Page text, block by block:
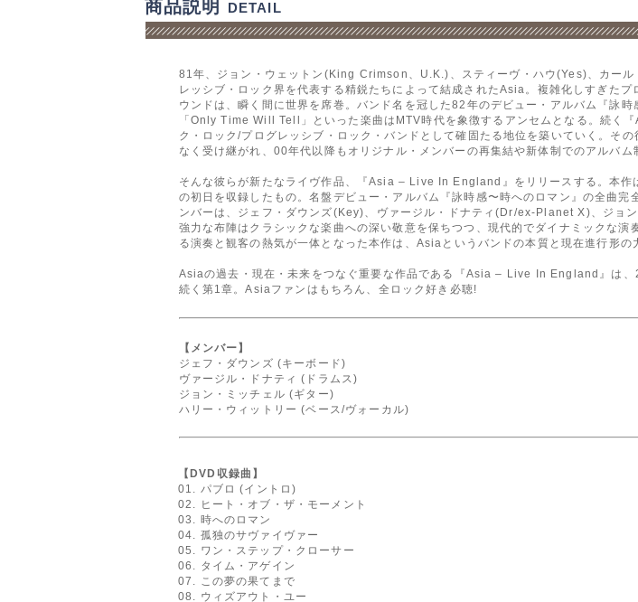
商品説明 DETAIL
81年、ジョン・ウェットン(King Crimson、U.K.)、スティーヴ・ハウ(Yes)、カー
レッシブ・ロック界を代表する精鋭たちによって結成されたAsia。複雑化しすぎた
ウンドは、瞬く間に世界を席巻。バンド名を冠した82年のデビュー・アルバム『詠
「Only Time Will Tell」といった楽曲はMTV時代を象徴するアンセムとなる。続く
ク・ロック/プログレッシブ・ロック・バンドとして確固たる地位を築いていく。そ
なく受け継がれ、00年代以降もオリジナル・メンバーの再集結や新体制でのアルバ
そんな彼らが新たなライヴ作品、『Asia – Live In England』をリリースする。本
の初日を収録したもの。名盤デビュー・アルバム『詠時感〜時へのロマン』の全曲
ンバーは、ジェフ・ダウンズ(Key)、ヴァージル・ドナティ(Dr/ex-Planet X)、ジ
強力な布陣はクラシックな楽曲への深い敬意を保ちつつ、現代的でダイナミックな
る演奏と観客の熱気が一体となった本作は、Asiaというバンドの本質と現在進行形の
Asiaの過去・現在・未来をつなぐ重要な作品である『Asia – Live In England』は
続く第1章。Asiaファンはもちろん、全ロック好き必聴!
【メンバー】
ジェフ・ダウンズ (キーボード)
ヴァージル・ドナティ (ドラムス)
ジョン・ミッチェル (ギター)
ハリー・ウィットリー (ベース/ヴォーカル)
【DVD収録曲】
01. パブロ (イントロ)
02. ヒート・オブ・ザ・モーメント
03. 時へのロマン
04. 孤独のサヴァイヴァー
05. ワン・ステップ・クローサー
06. タイム・アゲイン
07. この夢の果てまで
08. ウィズアウト・ユー